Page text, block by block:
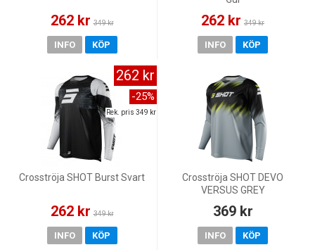
262 kr 349 kr
INFO KÖP
262 kr 349 kr
INFO KÖP
Crosströja SHOT Burst Svart
262 kr 349 kr
262 kr
-25%
Rek. pris 349 kr
INFO KÖP
Crosströja SHOT DEVO
VERSUS GREY
369 kr
INFO KÖP